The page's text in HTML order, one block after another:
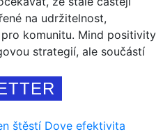
na udržitelnost,
komunitu. Mind positivity
strategií, ale součástí
štěstí Dove efektivita